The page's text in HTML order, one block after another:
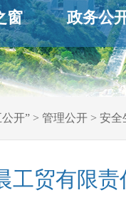
窗 政务公
开”> 管理公开> 安全
工贸有限